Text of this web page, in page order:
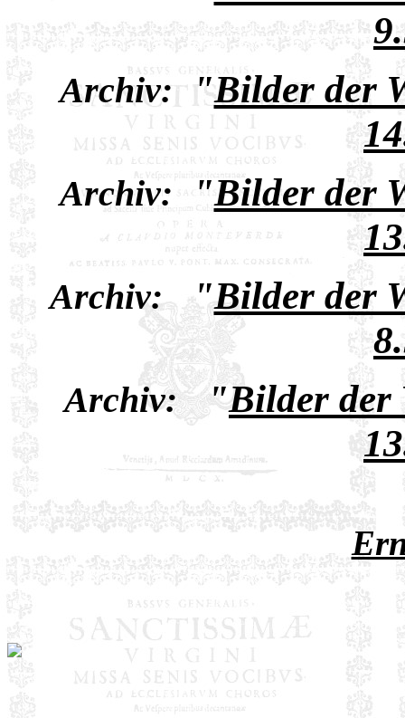
Archiv: "Bilder der
Archiv: "Bilder der
Archiv: "Bilder der
Archiv: "Bilder der